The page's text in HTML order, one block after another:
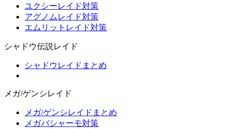
ユクシーレイド対策
アグノムレイド対策
エムリットレイド対策
シャドウ伝説レイド
シャドウレイドまとめ
メガ/ゲンシレイド
メガ/ゲンシレイドまとめ
メガバシャーモ対策